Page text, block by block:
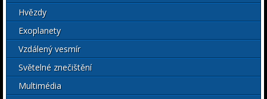
Hvězdy
Exoplanety
Vzdálený vesmír
Světelné znečištění
Multimédia